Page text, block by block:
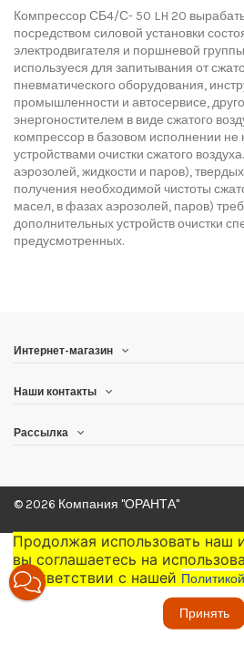
Компрессор СБ4/С- 50 LH 20
посредством силовой установки
электродвигателя и поршневой
используеся для запитывания от
пневматического оборудования,
промышленности и автосервисе,
энергоностителем в виде сжатого
компрессор в базовом исполнении не
устройствами очистки сжатого
аэрозолей, жидкости и паров),
получения необходимой чистоты
масел, в фазах аэрозолей, паров)
дополнительных устройств очистки
предусмотренных.
Интернет-магазин
Наши контакты
Рассылка
© 2026 Компания "ОРАНТА"
Продолжая использовать наш
вы соглашаетесь на
соответствии с нашей
Принять